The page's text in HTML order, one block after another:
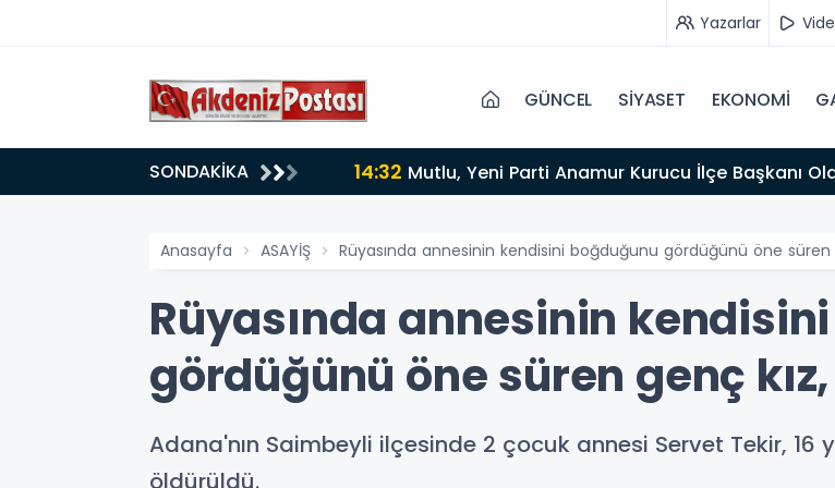
Yazarlar
GÜNCEL SİYASET EKONOMİ
SONDAKİKA 14:32 Mutlu, Yeni Parti Anamur Kurucu İlçe Başkanı
Anasayfa ASAYİŞ Rüyasında annesinin kendisini boğduğunu gördüğünü öne
Rüyasında annesinin
gördüğünü öne süren genç
Adana'nın Saimbeyli ilçesinde 2 çocuk annesi Servet Tekir, 16
öldürüldü.